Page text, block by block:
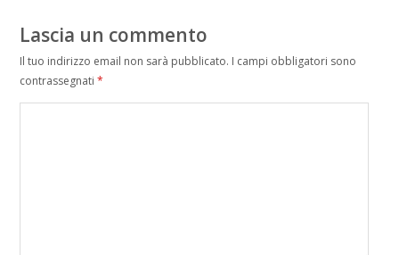
Lascia un commento
Il tuo indirizzo email non sarà pubblicato. I campi obbligatori sono
contrassegnati *